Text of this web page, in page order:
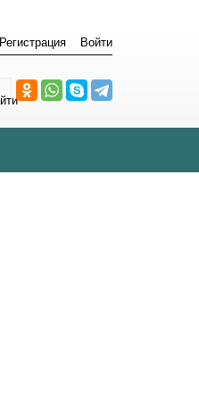
Регистрация Войти